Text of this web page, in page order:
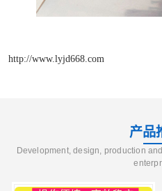
http://www.lyjd668.com
产品
Development, design, production